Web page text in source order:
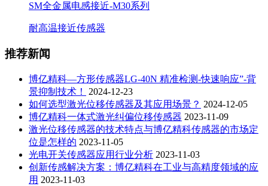
SM全金属电感接近-M30系列
耐高温接近传感器
推荐新闻
博亿精科—方形传感器LG-40N 精准检测-快速响应”-背
景抑制技术！
2024-12-23
如何选型激光位移传感器及其应用场景？ 2024-12-05
博亿精科一体式激光纠偏位移传感器 2023-11-09
激光位移传感器的技术特点与博亿精科传感器的市场定
位是怎样的 2023-11-05
光电开关传感器应用行业分析 2023-11-03
创新传感解决方案：博亿精科在工业与高精度领域的应
用 2023-11-03